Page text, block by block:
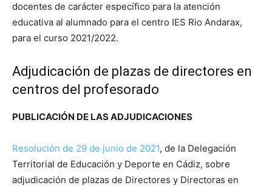
docentes de carácter específico para la atención
educativa al alumnado para el centro IES Rio Andarax,
para el curso 2021/2022.
Adjudicación de plazas de directores en
centros del profesorado
PUBLICACIÓN DE LAS ADJUDICACIONES
Resolución de 29 de junio de 2021, de la Delegación
Territorial de Educación y Deporte en Cádiz, sobre
adjudicación de plazas de Directores y Directoras en